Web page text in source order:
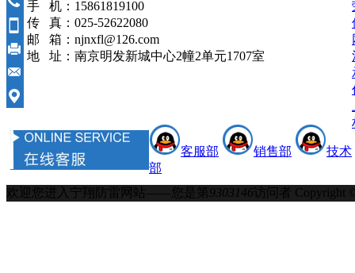
手 机：15861819100
传 真：025-52622080
邮 箱：njnxfl@126.com
地 址：南京明发新城中心2幢2单元1707室
客服部 销售部
技术
部
欢迎您进入宁翔防雷网站——您是第 9303146访问者 Copyright